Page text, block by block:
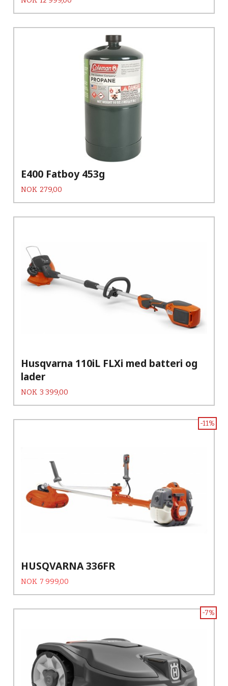
E400 Fatboy 453g
Pris
NOK 279,00
Husqvarna 110iL FLXi med batteri og
lader
Pris
NOK 3 399,00
HUSQVARNA 336FR
Tilbud
NOK 7 999,00Rabatt
-11%
-7%